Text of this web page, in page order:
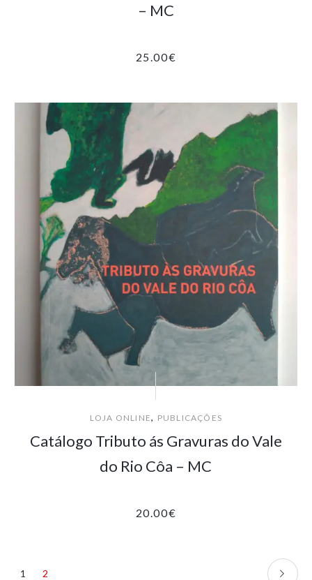
– MC
25.00€
LOJA ONLINE, PUBLICAÇÕES
Catálogo Tributo ás Gravuras do Vale
do Rio Côa – MC
20.00€
1 2